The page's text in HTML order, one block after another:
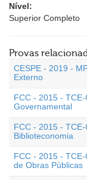
Nível:
Superior Completo
Provas
CESPE - 2019 -
Externo
FCC - 2015 -
Governamental
FCC - 2015 -
Biblioteconomia
FCC - 2015 -
de Obras Públicas